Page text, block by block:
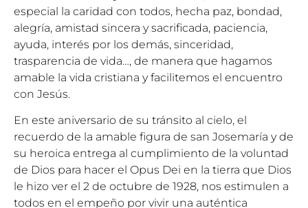
especial la caridad con todos, hecha paz, bondad,
alegría, amistad sincera y sacrificada, paciencia,
ayuda, interés por los demás, sinceridad,
trasparencia de vida…, de manera que hagamos
amable la vida cristiana y facilitemos el encuentro
con Jesús.
En este aniversario de su tránsito al cielo, el
recuerdo de la amable figura de san Josemaría y de
su heroica entrega al cumplimiento de la voluntad
de Dios para hacer el Opus Dei en la tierra que Dios
le hizo ver el 2 de octubre de 1928, nos estimulen a
todos en el empeño por vivir una auténtica